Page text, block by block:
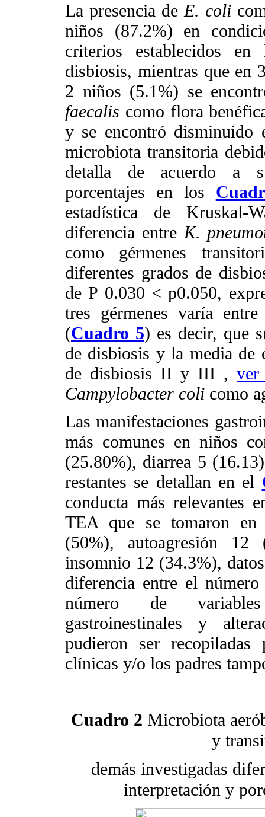
La presencia deE. coli
niños (87.2%) en
criterios establecidos
disbiosis, mientras que en
2 niños (5.1%) se
faecalis como flora
y se encontró
microbiota transitoria
detalla de acuerdo a
porcentajes en los
estadística de Kruskal-
diferencia entreK.
como gérmenes
diferentes grados de
de P 0.030 < p0.050,
tres gérmenes varía
(Cuadro 5) es decir, que
de disbiosis y la media de
de disbiosis II y III ,
Campylobacter coli como
Las manifestaciones
más comunes en niños
(25.80%), diarrea 5
restantes se detallan en el
conducta más relevantes
TEA que se tomaron en
(50%), autoagresión
insomnio 12 (34.3%),
diferencia entre el
número de variables
gastroinestinales y
pudieron ser
clínicas y/o los padres
Cuadro 2 Microbiota
y
demás investigadas
interpretación y